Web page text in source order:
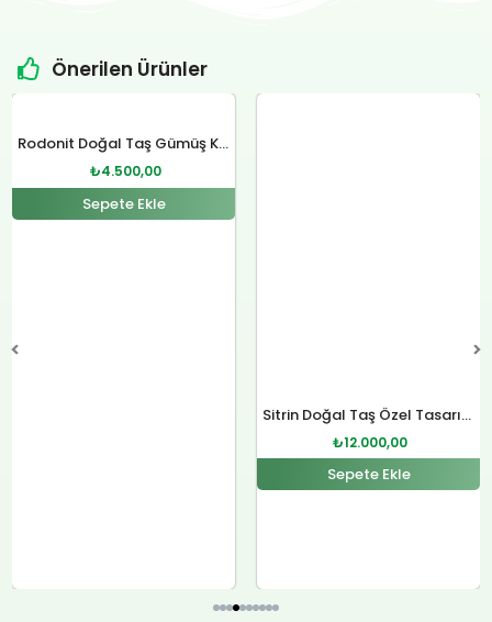
Önerilen Ürünler
Rodonit Doğal Taş Gümüş Kolye
₺4.800,00.
₺4.500,00
₺4.500,00.
Sepete Ekle
Sitrin Doğal Taş Özel Tasarım Gümüş Kolye
₺12.000,00
Sepete Ekle